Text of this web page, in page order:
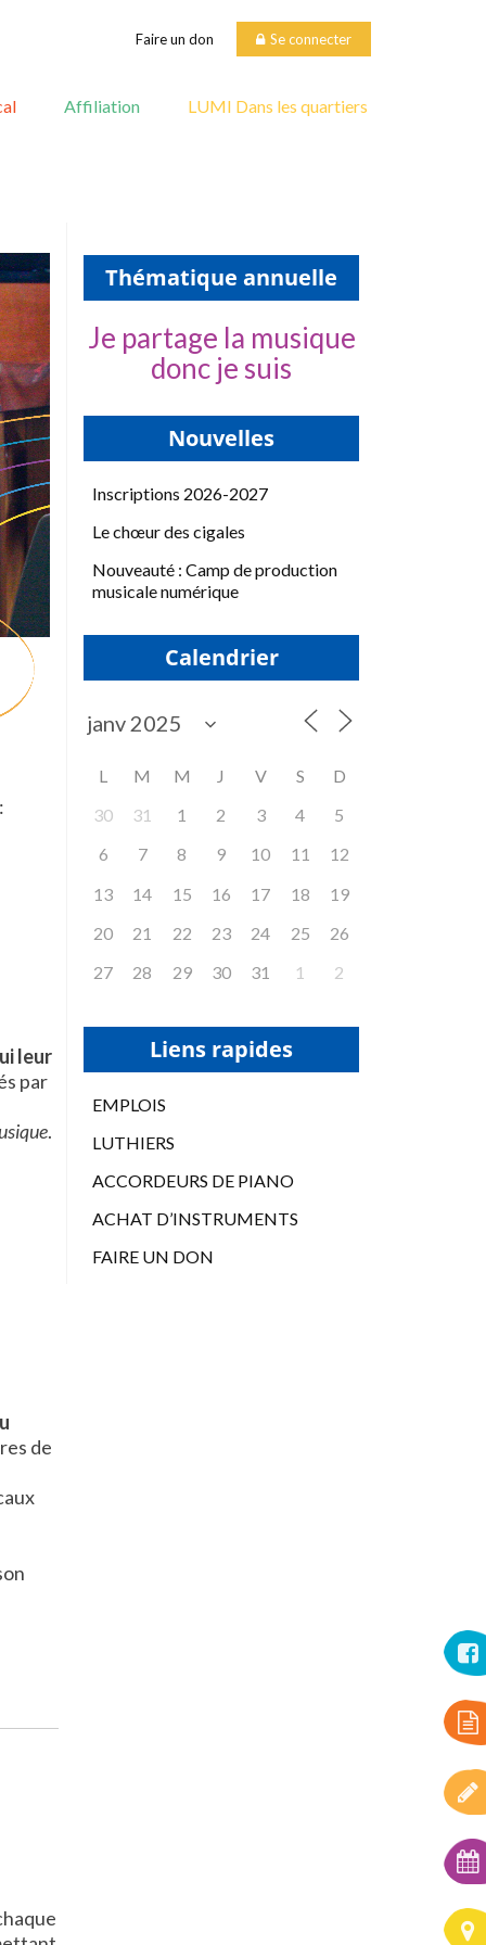
Faire un don Se connecter
Affiliation LUMI Dans les quartiers
:
leur
par
.
de
Thématique annuelle
Je partage la musique
donc je suis
Nouvelles
Inscriptions 2026-2027
Le chœur des cigales
Nouveauté : Camp de production
musicale numérique
Calendrier
L M M J V S
D
30
31 1 2 3 4
5
6
7 8 9 10 11
12
13
14 15 16 17 18
19
20
21 22 23 24 25
26
27
28 29 30 31 1 2
Liens rapides
EMPLOIS
LUTHIERS
ACCORDEURS DE PIANO
ACHAT D’INSTRUMENTS
FAIRE UN DON